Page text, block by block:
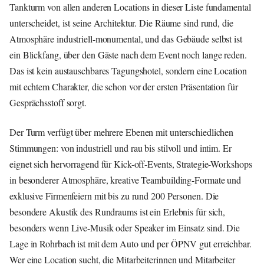
Tankturm von allen anderen Locations in dieser Liste fundamental
unterscheidet, ist seine Architektur. Die Räume sind rund, die
Atmosphäre industriell-monumental, und das Gebäude selbst ist
ein Blickfang, über den Gäste nach dem Event noch lange reden.
Das ist kein austauschbares Tagungshotel, sondern eine Location
mit echtem Charakter, die schon vor der ersten Präsentation für
Gesprächsstoff sorgt.
Der Turm verfügt über mehrere Ebenen mit unterschiedlichen
Stimmungen: von industriell und rau bis stilvoll und intim. Er
eignet sich hervorragend für Kick-off-Events, Strategie-Workshops
in besonderer Atmosphäre, kreative Teambuilding-Formate und
exklusive Firmenfeiern mit bis zu rund 200 Personen. Die
besondere Akustik des Rundraums ist ein Erlebnis für sich,
besonders wenn Live-Musik oder Speaker im Einsatz sind. Die
Lage in Rohrbach ist mit dem Auto und per ÖPNV gut erreichbar.
Wer eine Location sucht, die Mitarbeiterinnen und Mitarbeiter